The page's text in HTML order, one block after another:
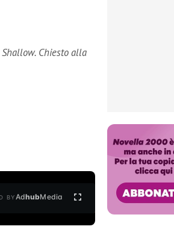
Chiesto alla
BYAdhubMedia